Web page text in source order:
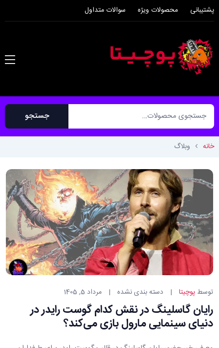
پشتیبانی محصولات ویژه سوالات متداول
جستجو
خانه وبلاگ
توسط پوچیتا
دسته
بندی
ها:
دسته بندی نشده مرداد 5, 1405
رایان گاسلینگ در نقش کدام گوست رایدر در
دنیای سینمایی مارول بازی می‌کند؟
آدرس ایمیل*
لینکی برای تعیین رمز عبور جدید به آدرس
شما ارسال می شود.
اطلاعات شخصی شما برای پشتیبانی از
تجربه شما در سراسر این وب سایت،
مدیریت دسترسی به حساب شما، و برای
اهداف دیگری که در
خصوصیما توضیح داده شده است،
استفاده خواهد شد..
رمز عبور خود را فراموش کرده‌اید؟ لطفاً نام
کاربری یا آدرس ایمیل خود را وارد کنید.
لینکی برای ایجاد رمز عبور جدید از طریق
ایمیل دریافت خواهید کرد.
کلمه کاربری یا ایمیل*
بازگردانی گذرواژه
قبلاً یک حساب کاربری دارد